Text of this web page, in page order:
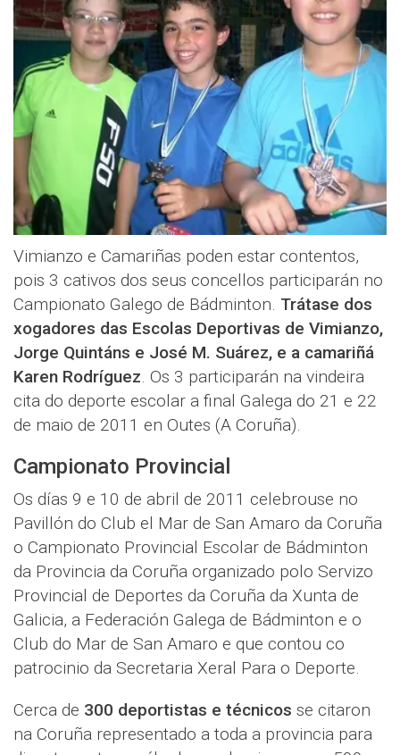
Vimianzo e Camariñas poden estar contentos,
pois 3 cativos dos seus concellos participarán no
Campionato Galego de Bádminton. Trátase dos
xogadores das Escolas Deportivas de Vimianzo,
Jorge Quintáns e José M. Suárez, e a camariñá
Karen Rodríguez . Os 3 participarán na vindeira
cita do deporte escolar a final Galega do 21 e 22
de maio de 2011 en Outes (A Coruña).
Campionato Provincial
Os días 9 e 10 de abril de 2011 celebrouse no
Pavillón do Club el Mar de San Amaro da Coruña
o Campionato Provincial Escolar de Bádminton
da Provincia da Coruña organizado polo Servizo
Provincial de Deportes da Coruña da Xunta de
Galicia, a Federación Galega de Bádminton e o
Club do Mar de San Amaro e que contou co
patrocinio da Secretaria Xeral Para o Deporte.
Cerca de 300 deportistas e técnicos se citaron
na Coruña representado a toda a provincia para